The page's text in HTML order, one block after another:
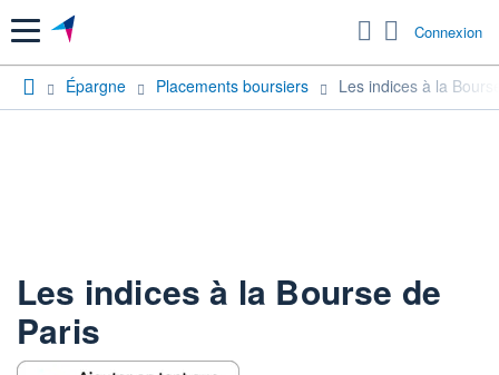
Menu Connexion
Épargne Placements boursiers Les indices à la
Les indices à la Bourse de
Paris